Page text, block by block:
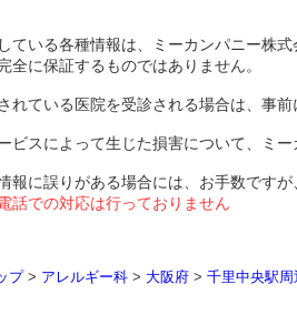
ている各種情報は、ミーカンパニー株式
全に保証するものではありません。
れている医院を受診される場合は、事
ビスによって生じた損害について、ミ
報に誤りがある場合には、お手数ですが
話での対応は行っておりません
プ> アレルギー科 > 大阪府 > 千里中央駅周